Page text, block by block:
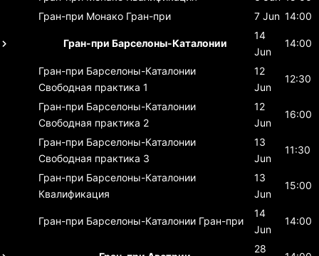
Гран-при Монако Гран-при 7 Jun 14:00
Гран-при Барселоны-Каталонии
14
Jun
14:00
Гран-при Барселоны-Каталонии
Свободная практика 1
12
Jun
12:30
Гран-при Барселоны-Каталонии
Свободная практика 2
12
Jun
16:00
Гран-при Барселоны-Каталонии
Свободная практика 3
13
Jun
11:30
Гран-при Барселоны-Каталонии
Квалификация
13
Jun
15:00
Гран-при Барселоны-Каталонии Гран-при
14
Jun
14:00
28